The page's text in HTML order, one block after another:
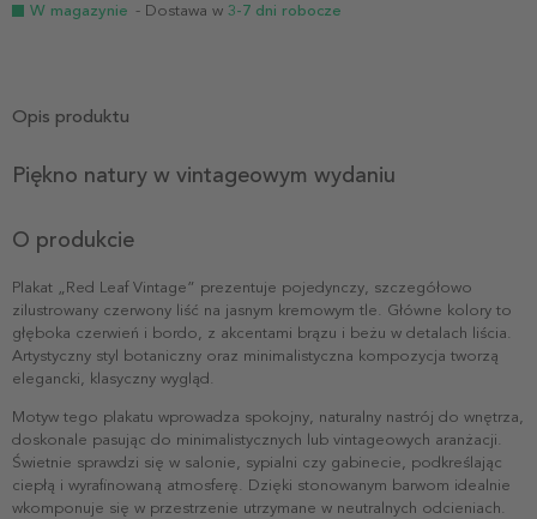
W magazynie - Dostawa w 3-7 dni robocze
Opis produktu
Piękno natury w vintageowym wydaniu
O produkcie
Plakat „Red Leaf Vintage” prezentuje pojedynczy, szczegółowo
zilustrowany czerwony liść na jasnym kremowym tle. Główne kolory to
głęboka czerwień i bordo, z akcentami brązu i beżu w detalach liścia.
Artystyczny styl botaniczny oraz minimalistyczna kompozycja tworzą
elegancki, klasyczny wygląd.
Motyw tego plakatu wprowadza spokojny, naturalny nastrój do wnętrza,
doskonale pasując do minimalistycznych lub vintageowych aranżacji.
Świetnie sprawdzi się w salonie, sypialni czy gabinecie, podkreślając
ciepłą i wyrafinowaną atmosferę. Dzięki stonowanym barwom idealnie
wkomponuje się w przestrzenie utrzymane w neutralnych odcieniach.